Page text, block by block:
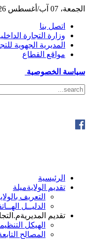
الجمعة، 07 آب/أغسطس 2026
اتصل بنا
وزارة التجارة
المديرية الجهوية
مواقع القطاع
سياسة الخصوصية
الرئيسية
تقديم الولايةميلة
التعريف
الدليــل
تقديم المديرية
الهيكل
المصالح